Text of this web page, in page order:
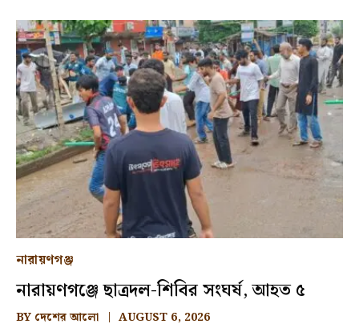
নারায়ণগঞ্জ
নারায়ণগঞ্জে ছাত্রদল-শিবির সংঘর্ষ, আহত ৫
BY দেশের আলো AUGUST 6, 2026